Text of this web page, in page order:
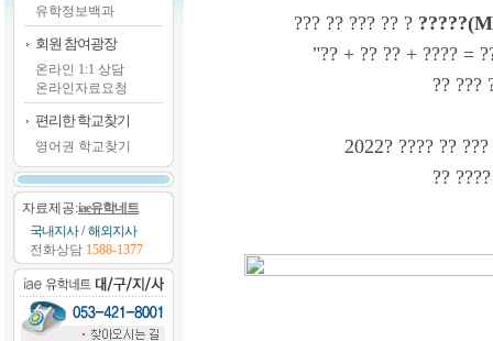
유학정보백과
회원 참여광장
온라인 1:1 상담
온라인자료요청
편리한 학교찾기
영어권 학교찾기
자료제공:iae유학네트
국내지사/해외지사
전화상담 1588-1377
??? ?? ??? ?? ?
"?? + ?? ?? + ???? =
?? ???
2022? ???? ??
??